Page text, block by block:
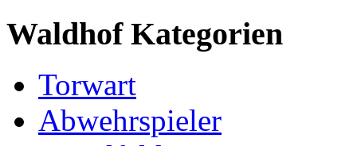
Waldhof Kategorien
Torwart
Abwehrspieler